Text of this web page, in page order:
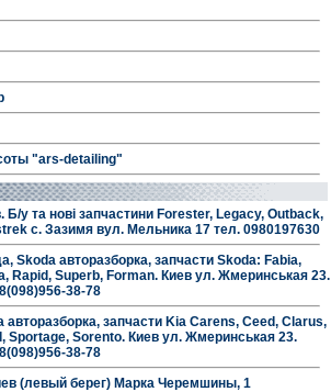
"ars-detailing"
Б/у та нові запчастини Forester, Legacy, Outback,
с. Зазимя вул. Мельника 17 тел. 0980197630
Skoda авторазборка, запчасти Skoda: Fabia,
Rapid, Superb, Forman. Киев ул. Жмеринськая 23.
38-78
запчасти Kia Carens, Ceed, Clarus,
Sportage, Sorento. Киев ул. Жмеринськая 23.
38-78
(левый берег) Марка Черемшины, 1